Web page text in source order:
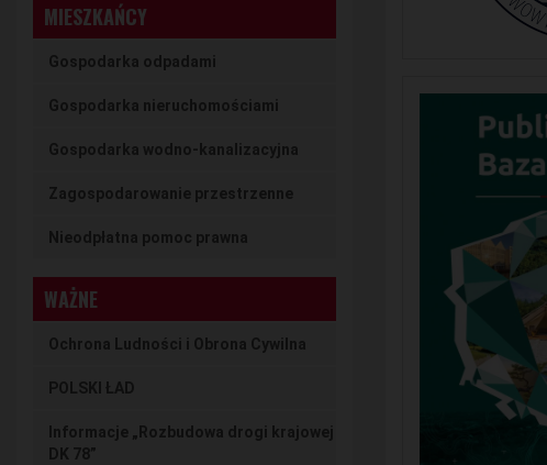
MIESZKAŃCY
Gospodarka odpadami
Gospodarka nieruchomościami
Gospodarka wodno-kanalizacyjna
Zagospodarowanie przestrzenne
Nieodpłatna pomoc prawna
WAŻNE
Ochrona Ludności i Obrona Cywilna
POLSKI ŁAD
Informacje „Rozbudowa drogi krajowej
DK 78”